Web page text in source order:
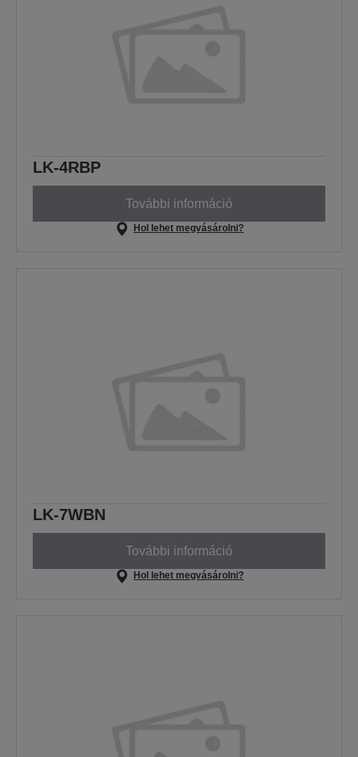
LK-4RBP
További információ
Hol lehet megvásárolni?
LK-7WBN
További információ
Hol lehet megvásárolni?